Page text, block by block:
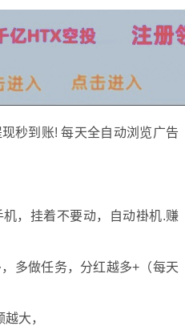
秒到账! 每天全自动浏览广告
，挂着不要动，自动褂机.赚
多做任务，分红越多+（每天
大，